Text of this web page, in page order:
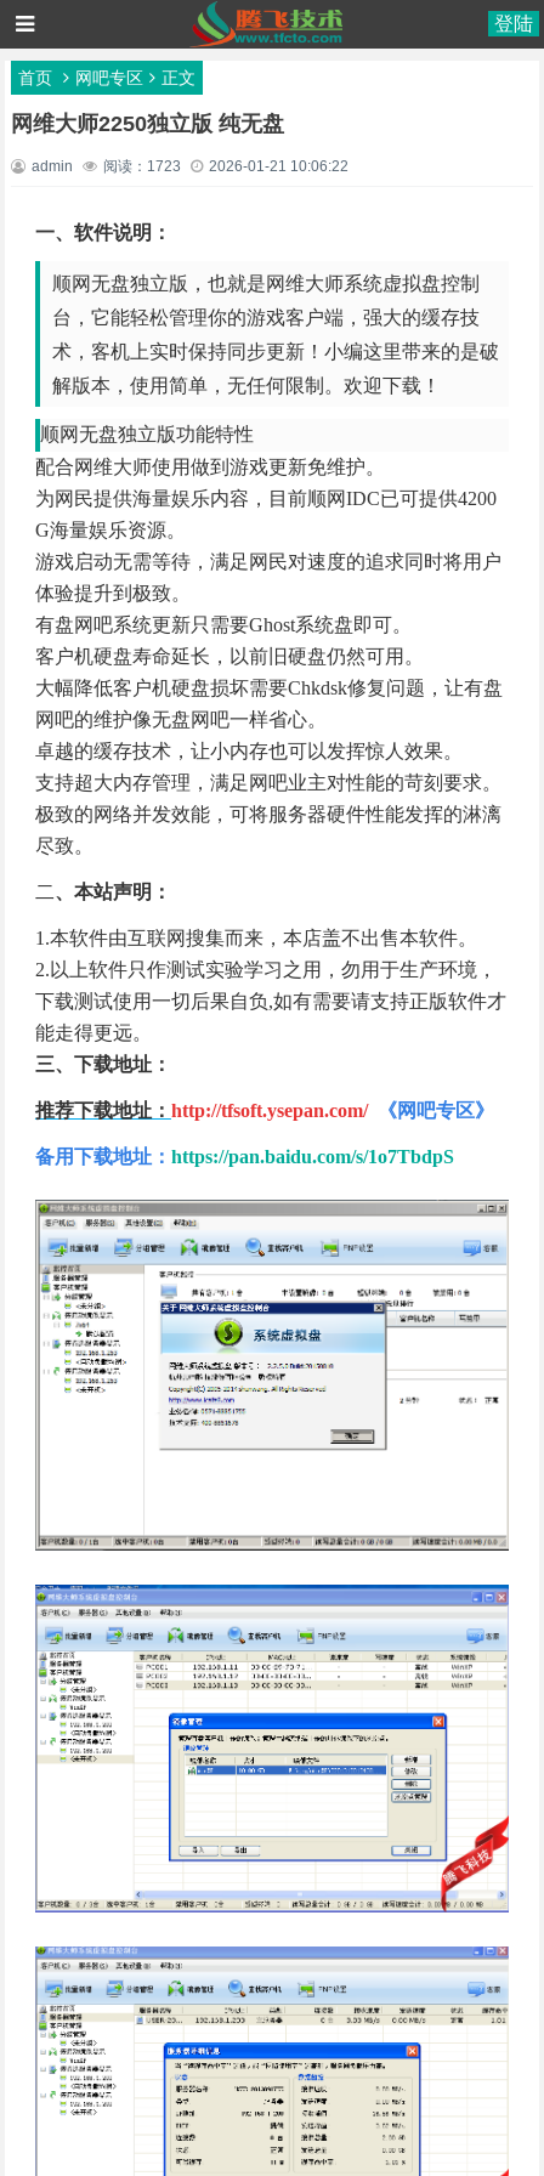
登陆
首页 网吧专区 正文
网维大师2250独立版 纯无盘
admin 阅读：1723 2026-01-21 10:06:22
一、软件说明：
顺网无盘独立版，也就是网维大师系统虚拟盘控制
台，它能轻松管理你的游戏客户端，强大的缓存技
术，客机上实时保持同步更新！小编这里带来的是破
解版本，使用简单，无任何限制。欢迎下载！
顺网无盘独立版功能特性
配合网维大师使用做到游戏更新免维护。
为网民提供海量娱乐内容，目前顺网IDC已可提供4200
G海量娱乐资源。
游戏启动无需等待，满足网民对速度的追求同时将用户
体验提升到极致。
有盘网吧系统更新只需要Ghost系统盘即可。
客户机硬盘寿命延长，以前旧硬盘仍然可用。
大幅降低客户机硬盘损坏需要Chkdsk修复问题，让有盘
网吧的维护像无盘网吧一样省心。
卓越的缓存技术，让小内存也可以发挥惊人效果。
支持超大内存管理，满足网吧业主对性能的苛刻要求。
极致的网络并发效能，可将服务器硬件性能发挥的淋漓
尽致。
二、本站声明：
1.本软件由互联网搜集而来，本店盖不出售本软件。
2.以上软件只作测试实验学习之用，勿用于生产环境，
下载测试使用一切后果自负,如有需要请支持正版软件才
能走得更远。
三、下载地址：
推荐下载地址： http://tfsoft.ysepan.com/ 《网吧专区》
备用下载地址： https://pan.baidu.com/s/1o7TbdpS